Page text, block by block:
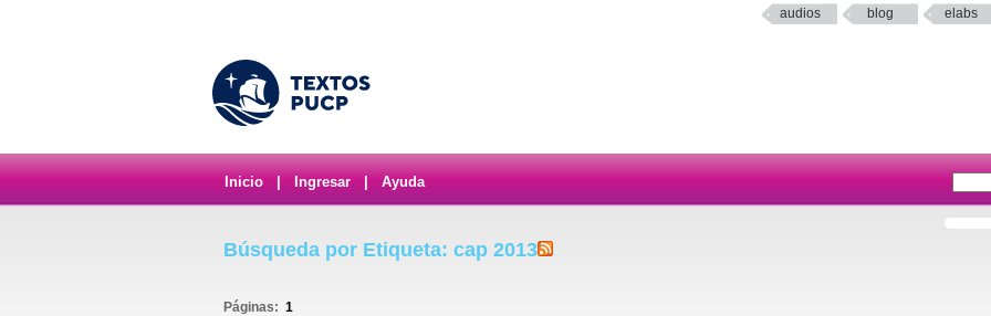
audios blog elabs
Inicio Ingresar Ayuda
Búsqueda por Etiqueta: cap 2013
Páginas: 1